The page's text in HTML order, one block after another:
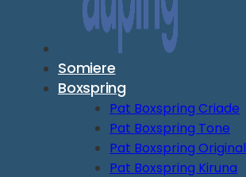
Somiere
Boxspring
Pat Boxspring Criade
Pat Boxspring Tone
Pat Boxspring Original
Pat Boxspring Kiruna